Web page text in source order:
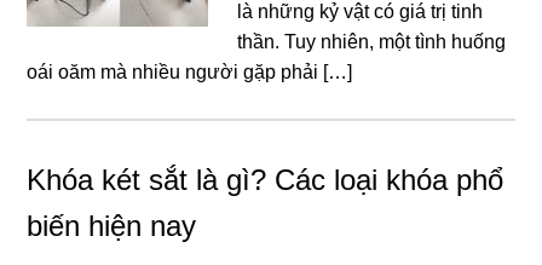
là những kỷ vật có giá trị tinh
thần. Tuy nhiên, một tình huống
oái oăm mà nhiều người gặp phải […]
Khóa két sắt là gì? Các loại khóa phổ
biến hiện nay